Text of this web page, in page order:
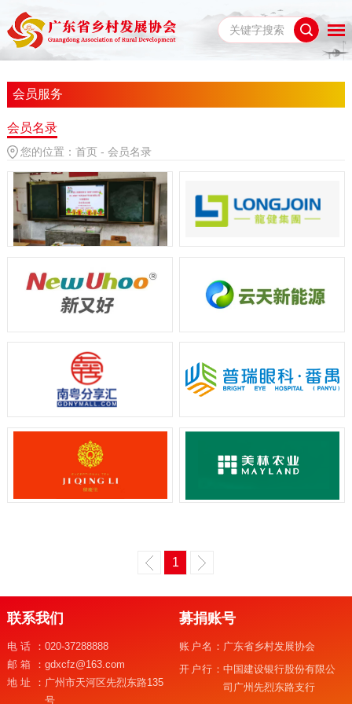
会员服务
会员名录
您的位置： 首页 - 会员名录
1
联系我们
电话： 020-37288888
邮箱： gdxcfz@163.com
地址： 广州市天河区先烈东路135
号
募捐账号
账户名： 广东省乡村发展协会
开户行：中国建设银行股份有限公
司广州先烈东路支行